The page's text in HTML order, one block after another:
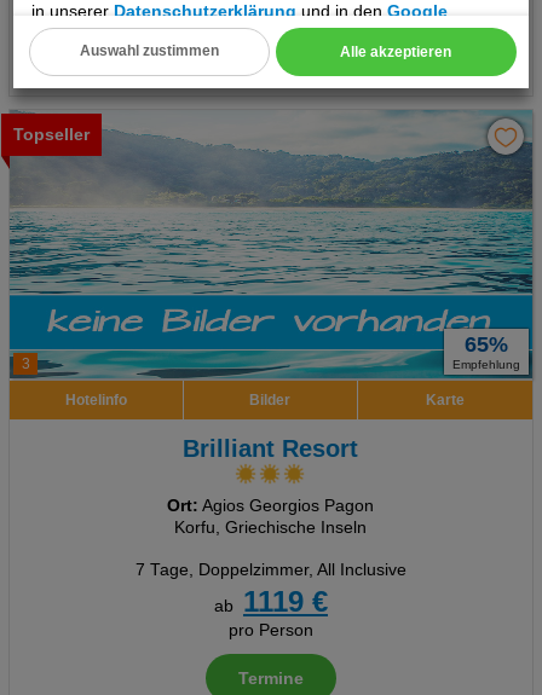
in unsererDatenschutzerklärung und in denGoogle
Datenschutz- und Nutzungsbedingungen
Cookie Einstellungen
Social Media Cookies
Advertising
Erweiterte Einstellungen
Alle akzeptieren
Auswahl zustimmen
pro Person
Termine
3
Topseller
65%
Empfehlung
Hotelinfo Bilder Karte
Brilliant Resort
Ort: Agios Georgios Pagon
Korfu, Griechische Inseln
7 Tage, Doppelzimmer, All Inclusive
ab
1119 €
pro Person
Termine